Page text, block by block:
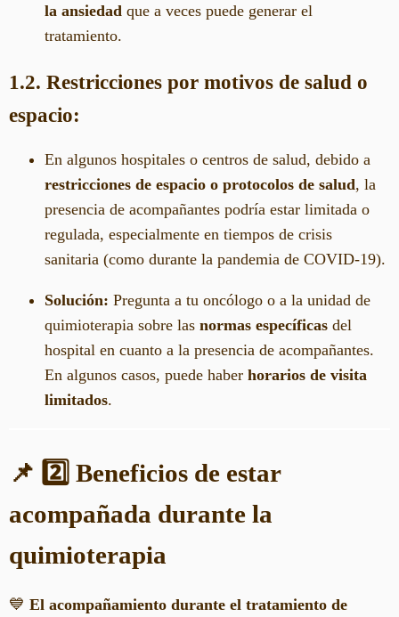
la ansiedad que a veces puede generar el
tratamiento.
1.2. Restricciones por motivos de salud o
espacio:
En algunos hospitales o centros de salud, debido a
restricciones de espacio o protocolos de salud, la
presencia de acompañantes podría estar limitada o
regulada, especialmente en tiempos de crisis
sanitaria (como durante la pandemia de COVID-19).
Solución: Pregunta a tu oncólogo o a la unidad de
quimioterapia sobre las normas específicas del
hospital en cuanto a la presencia de acompañantes.
En algunos casos, puede haber horarios de visita
limitados.
📌 2️⃣ Beneficios de estar
acompañada durante la
quimioterapia
💙 El acompañamiento durante el tratamiento de